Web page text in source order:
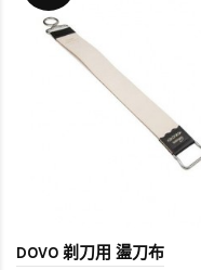
DOVO 剃刀用 盪刀布